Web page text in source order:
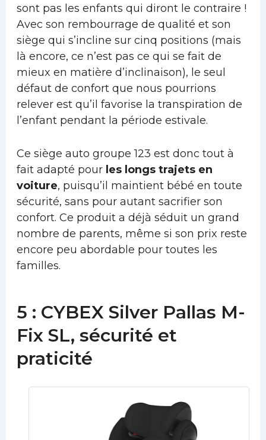
sont pas les enfants qui diront le contraire !
Avec son rembourrage de qualité et son
siège qui s’incline sur cinq positions (mais
là encore, ce n’est pas ce qui se fait de
mieux en matière d’inclinaison), le seul
défaut de confort que nous pourrions
relever est qu’il favorise la transpiration de
l’enfant pendant la période estivale.
Ce siège auto groupe 123 est donc tout à
fait adapté pour les longs trajets en
voiture, puisqu’il maintient bébé en toute
sécurité, sans pour autant sacrifier son
confort. Ce produit a déjà séduit un grand
nombre de parents, même si son prix reste
encore peu abordable pour toutes les
familles.
5 : CYBEX Silver Pallas M-
Fix SL, sécurité et
praticité